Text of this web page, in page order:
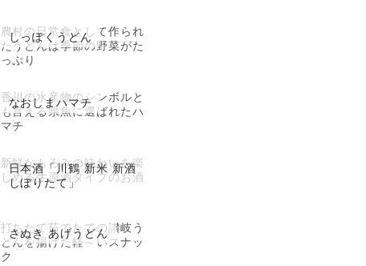
しっぽくうどん
農村の日常食として作られ
たうどんは季節の野菜がた
っぷり
なおしまハマチ
香川の水産物のシンボルと
も言える県魚に選ばれたハ
マチ
日本酒「川鶴 新米 新酒
しぼりたて」
新鮮なもろみの味わいを楽
しめる生原酒タイプのお酒
さぬき あげうどん
打ちたて茹でたての讃岐う
どんを揚げた軽～いスナッ
ク